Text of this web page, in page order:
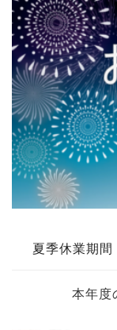
夏季休業期
本年度